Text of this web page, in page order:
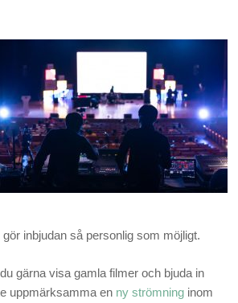
inbjudan så personlig som möjligt.
gärna visa gamla filmer och bjuda in
uppmärksamma en ny strömning inom